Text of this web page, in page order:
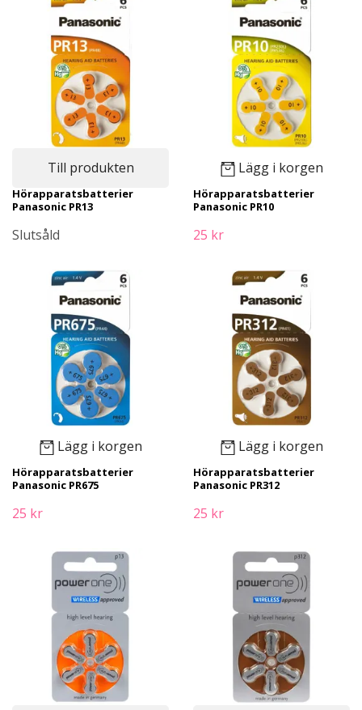
Till produkten
Hörapparatsbatterier
Panasonic PR13
Slutsåld
Lägg i korgen
Hörapparatsbatterier
Panasonic PR10
25 kr
Lägg i korgen
Hörapparatsbatterier
Panasonic PR675
25 kr
Lägg i korgen
Hörapparatsbatterier
Panasonic PR312
25 kr